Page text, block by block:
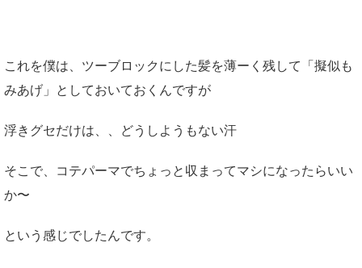
これを僕は、ツーブロックにした髪を薄ーく残して「擬似も
みあげ」としておいておくんですが
浮きグセだけは、、どうしようもない汗
そこで、コテパーマでちょっと収まってマシになったらいい
か〜
という感じでしたんです。